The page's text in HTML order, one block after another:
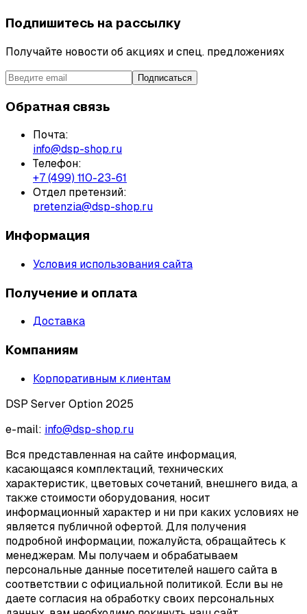
Подпишитесь на рассылку
Получайте новости об акциях и спец. предложениях
Подписаться
Обратная связь
Почта:
info@dsp-shop.ru
Телефон:
+7 (499) 110-23-61
Отдел претензий:
pretenzia@dsp-shop.ru
Информация
Условия использования сайта
Получение и оплата
Доставка
Компаниям
Корпоративным клиентам
DSP Server Option 2025
e-mail: info@dsp-shop.ru
Вся представленная на сайте информация,
касающаяся комплектаций, технических
характеристик, цветовых сочетаний, внешнего вида, а
также стоимости оборудования, носит
информационный характер и ни при каких условиях не
является публичной офертой. Для получения
подробной информации, пожалуйста, обращайтесь к
менеджерам. Мы получаем и обрабатываем
персональные данные посетителей нашего сайта в
соответствии с официальной политикой. Если вы не
даете согласия на обработку своих персональных